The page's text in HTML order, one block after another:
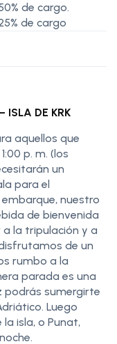
de cargo.
de cargo
ISLA DE KRK
aquellos que
p. m. (los
un
para el
nuestro
de bienvenida
la tripulación y a
de un
rumbo a la
parada es una
podrás sumergirte
Luego
isla, o Punat,